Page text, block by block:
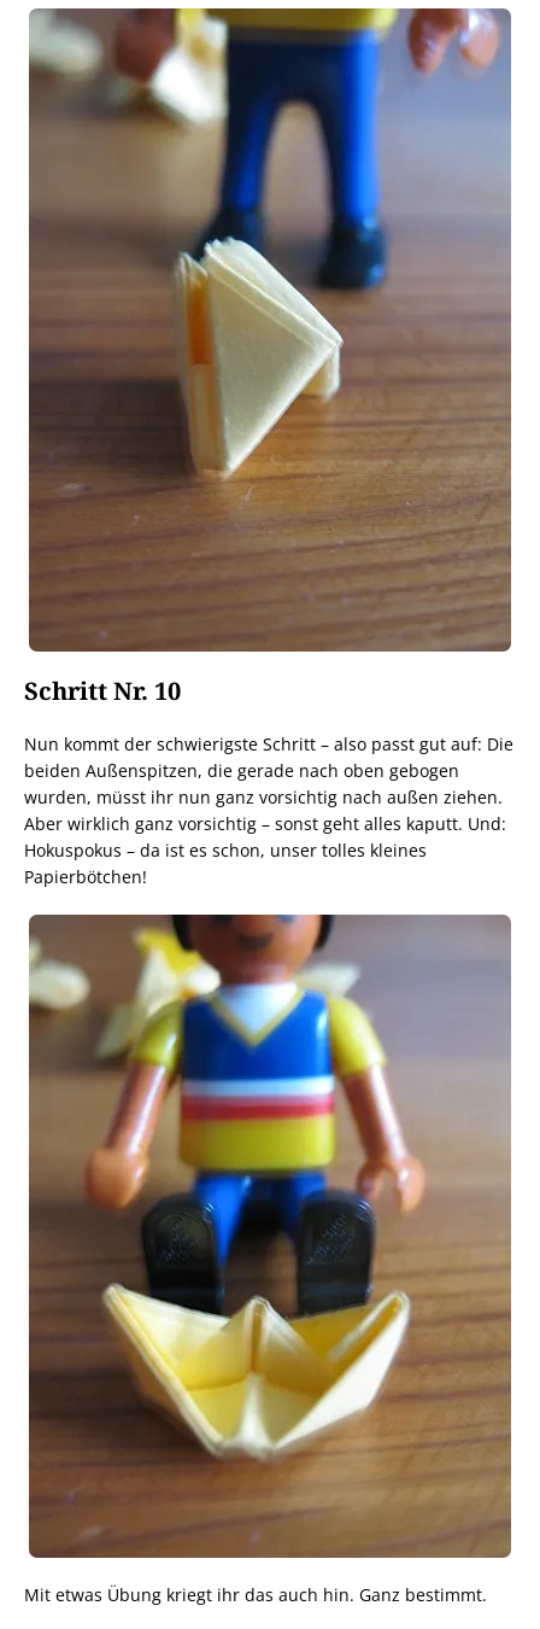
Schritt Nr. 10
Nun kommt der schwierigste Schritt – also passt gut auf: Die
beiden Außenspitzen, die gerade nach oben gebogen
wurden, müsst ihr nun ganz vorsichtig nach außen ziehen.
Aber wirklich ganz vorsichtig – sonst geht alles kaputt. Und:
Hokuspokus – da ist es schon, unser tolles kleines
Papierbötchen!
Mit etwas Übung kriegt ihr das auch hin. Ganz bestimmt.